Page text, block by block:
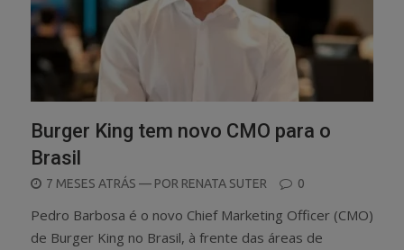
Burger King tem novo CMO para o
Brasil
POSTED
ON
7 MESES ATRÁS — POR RENATA SUTER 0
Pedro Barbosa é o novo Chief Marketing Officer (CMO)
de Burger King no Brasil, à frente das áreas de